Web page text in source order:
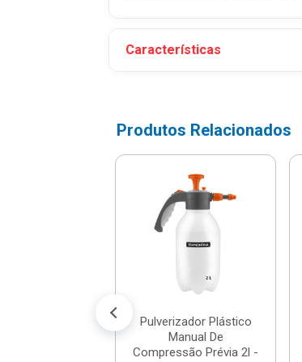
Características
Produtos Relacionados
Pulverizador Plástico
Manual De
Compressão Prévia 2l -